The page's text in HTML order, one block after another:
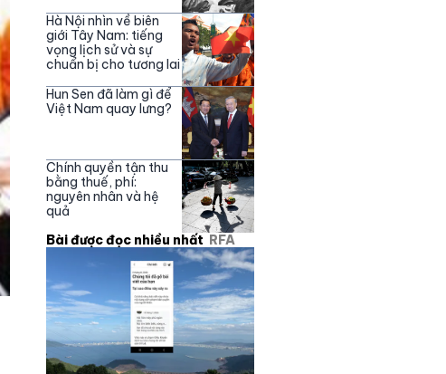
Hà Nội nhìn về biên
giới Tây Nam: tiếng
vọng lịch sử và sự
chuẩn bị cho tương lai
Hun Sen đã làm gì để
Việt Nam quay lưng?
Chính quyền tận thu
bằng thuế, phí:
nguyên nhân và hệ
quả
Bài được đọc nhiều nhất RFA